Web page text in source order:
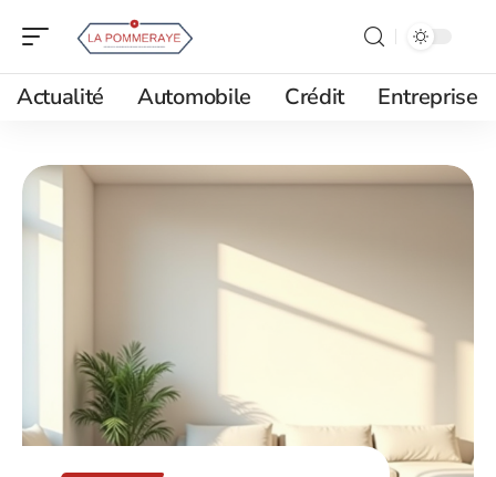
Actualité Automobile Crédit Entreprise